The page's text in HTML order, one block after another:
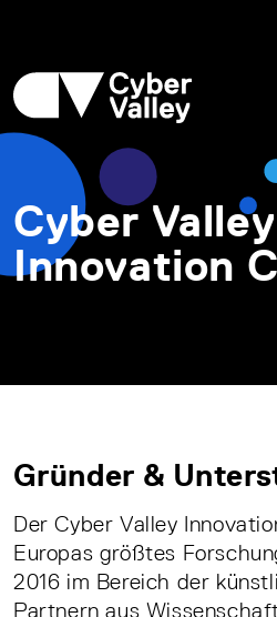
Cyber Valley
Innovation
Gründer &
Der Cyber Valley
Europas größtes
2016 im Bereich der
Partnern aus